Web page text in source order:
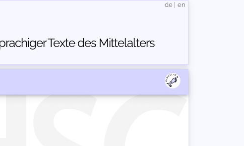
Texte des Mittelalters
de en